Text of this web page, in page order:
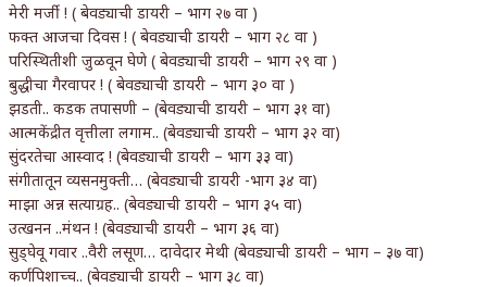
मेरी मर्जी ! ( बेवड्याची डायरी – भाग २७ वा )
फक्त आजचा दिवस ! ( बेवड्याची डायरी – भाग २८ वा )
परिस्थितीशी जुळवून घेणे ( बेवड्याची डायरी – भाग २९ वा )
बुद्धीचा गैरवापर ! ( बेवड्याची डायरी – भाग ३० वा )
झडती.. कडक तपासणी – (बेवड्याची डायरी – भाग ३१ वा)
आत्मकेंद्रीत वृत्तीला लगाम.. (बेवड्याची डायरी – भाग ३२ वा)
सुंदरतेचा आस्वाद ! (बेवड्याची डायरी – भाग ३३ वा)
संगीतातून व्यसनमुक्ती… (बेवड्याची डायरी -भाग ३४ वा)
माझा अन्न सत्याग्रह.. (बेवड्याची डायरी – भाग ३५ वा)
उत्खनन ..मंथन ! (बेवड्याची डायरी – भाग ३६ वा)
सुड्घेवू गवार ..वैरी लसूण… दावेदार मेथी (बेवड्याची डायरी – भाग – ३७ वा)
कर्णपिशाच्च.. (बेवड्याची डायरी – भाग ३८ वा)